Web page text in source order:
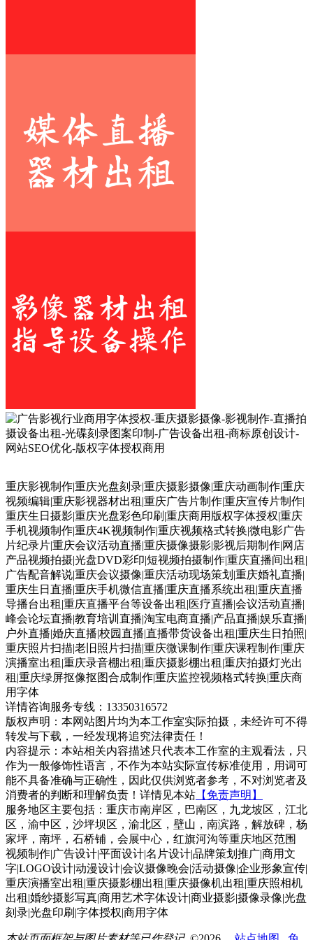
重庆影视制作|重庆光盘刻录|重庆摄影摄像|重庆动画制作|重庆
视频编辑|重庆影视器材出租|重庆广告片制作|重庆宣传片制作|
重庆生日摄影|重庆光盘彩色印刷|重庆商用版权字体授权|重庆
手机视频制作|重庆4K视频制作|重庆视频格式转换|微电影广告
片纪录片|重庆会议活动直播|重庆摄像摄影|影视后期制作|网店
产品视频拍摄|光盘DVD彩印|短视频拍摄制作|重庆直播间出租|
广告配音解说|重庆会议摄像|重庆活动现场策划|重庆婚礼直播|
重庆生日直播|重庆手机微信直播|重庆直播系统出租|重庆直播
导播台出租|重庆直播平台等设备出租|医疗直播|会议活动直播|
峰会论坛直播|教育培训直播|淘宝电商直播|产品直播|娱乐直播|
户外直播|婚庆直播|校园直播|直播带货设备出租|重庆生日拍照|
重庆照片扫描|老旧照片扫描|重庆微课制作|重庆课程制作|重庆
演播室出租|重庆录音棚出租|重庆摄影棚出租|重庆拍摄灯光出
租|重庆绿屏抠像抠图合成制作|重庆监控视频格式转换|重庆商
用字体
详情咨询服务专线：13350316572
版权声明：本网站图片均为本工作室实际拍摄，未经许可不得
转发与下载，一经发现将追究法律责任！
内容提示：本站相关内容描述只代表本工作室的主观看法，只
作为一般修饰性语言，不作为本站实际宣传标准使用，用词可
能不具备准确与正确性，因此仅供浏览者参考，不对浏览者及
消费者的判断和理解负责！详情见本站 【免责声明】
服务地区主要包括：重庆市南岸区，巴南区，九龙坡区，江北
区，渝中区，沙坪坝区，渝北区，壁山，南滨路，解放碑，杨
家坪，南坪，石桥铺，会展中心，红旗河沟等重庆地区范围
视频制作|广告设计|平面设计|名片设计|品牌策划推广|商用文
字|LOGO设计|动漫设计|会议摄像晚会|活动摄像|企业形象宣传|
重庆演播室出租|重庆摄影棚出租|重庆摄像机出租|重庆照相机
出租|婚纱摄影写真|商用艺术字体设计|商业摄影|摄像录像|光盘
刻录|光盘印刷|字体授权|商用字体